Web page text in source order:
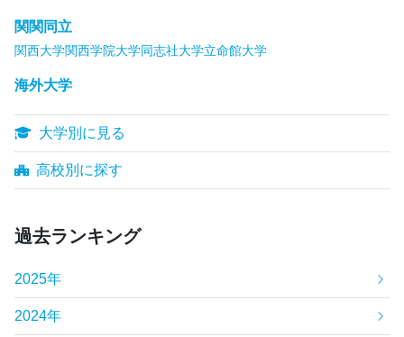
関関同立
関西大学関西学院大学同志社大学立命館大学
海外大学
大学別に見る
高校別に探す
過去ランキング
2025年
2024年